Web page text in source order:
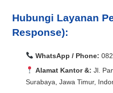
Hubungi Layanan
Response):
WhatsApp / Phone:
Alamat Kantor &: Jl.
Surabaya, Jawa Timur,